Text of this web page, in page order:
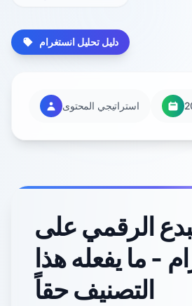
دليل تحليل انستغرام
استراتيجي المحتوى
الرقمي على
- ما يفعله هذا
التصنيف حقاً